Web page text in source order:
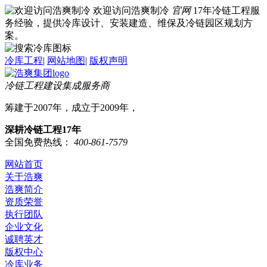
欢迎访问浩爽制冷 官网 17年冷链工程服
务经验，提供冷库设计、安装建造、维保及冷链园区规划方
案。
冷库工程| 网站地图| 版权声明
冷链工程建设集成服务商
筹建于2007年，成立于2009年，
深耕冷链工程17年
全国免费热线：
400-861-7579
网站首页
关于浩爽
浩爽简介
资质荣誉
执行团队
企业文化
诚聘英才
版权中心
冷库业务